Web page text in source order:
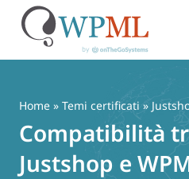
contenuto
Home » Temi certificati »
Compatibilità
Justshop e